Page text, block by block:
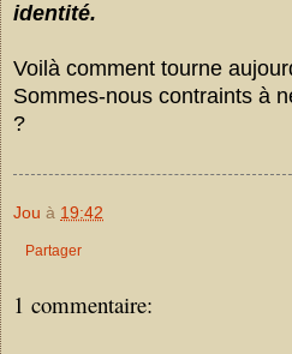
identité.
Voilà comment tourne
Sommes-nous contraints à
?
Jou à 19:42
Partager
1 commentaire: